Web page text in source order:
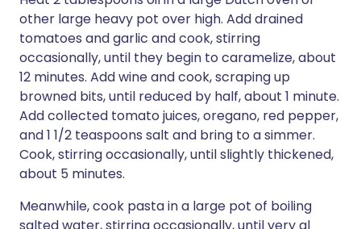
other large heavy pot over high. Add drained
tomatoes and garlic and cook, stirring
occasionally, until they begin to caramelize, about
12 minutes. Add wine and cook, scraping up
browned bits, until reduced by half, about 1 minute.
Add collected tomato juices, oregano, red pepper,
and 1 1/2 teaspoons salt and bring to a simmer.
Cook, stirring occasionally, until slightly thickened,
about 5 minutes.
Meanwhile, cook pasta in a large pot of boiling